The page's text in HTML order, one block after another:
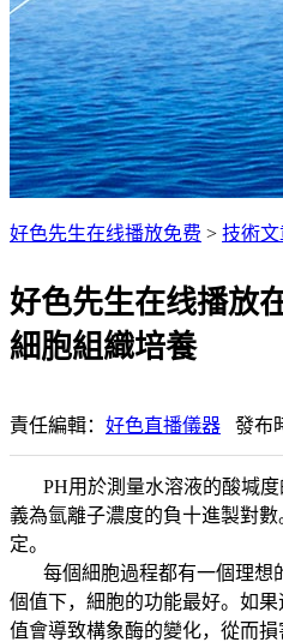
好色先生在线播放免费 > 技術文
好色先生在线播放
細胞組織培養
責任編輯： 好色直播儀器 發布
PH用於測量水溶液的酸堿度
義為氫離子濃度的負十進製對
定。
每個細胞過程都有一個理想
個值下，細胞的功能最好。如
值會導致構象酶的變化，從而